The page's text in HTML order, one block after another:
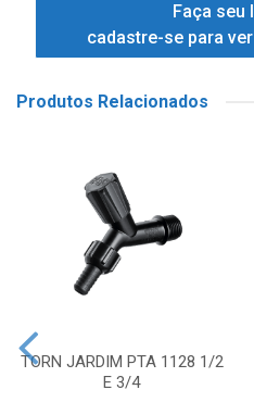
Faça seu
cadastre-se para
Produtos Relacionados
TORN JARDIM PTA 1128 1/2
E 3/4